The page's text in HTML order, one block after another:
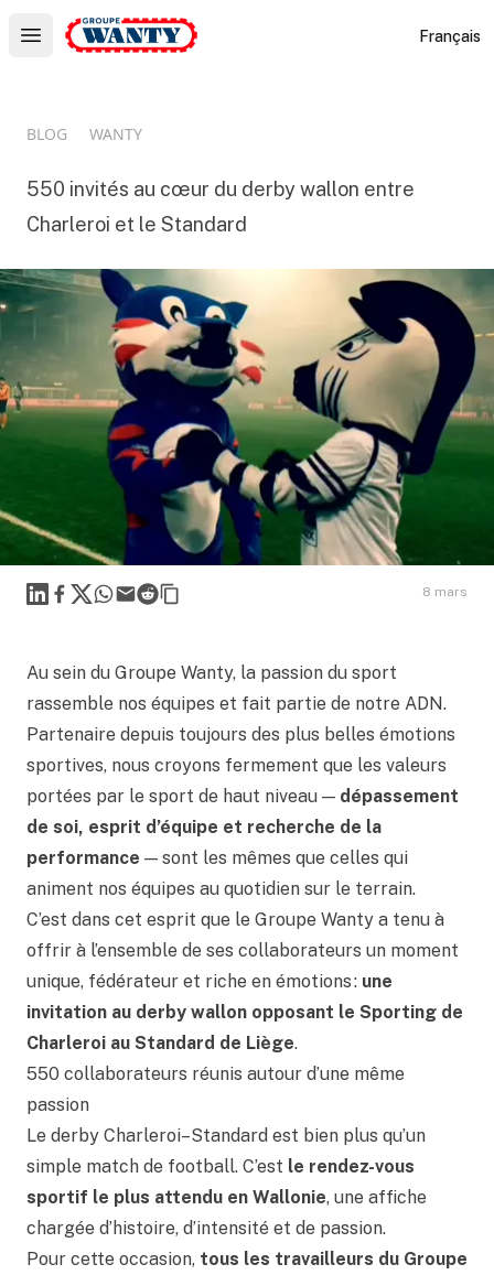
Open main menu
Le Groupe Wanty Français
BLOG WANTY
550 invités au cœur du derby wallon entre
Charleroi et le Standard
Linkedin
Facebook
X WhatsApp
MailReddit 8 mars
Au sein du Groupe Wanty, la passion du sport
rassemble nos équipes et fait partie de notre ADN.
Partenaire depuis toujours des plus belles émotions
sportives, nous croyons fermement que les valeurs
portées par le sport de haut niveau — dépassement
de soi, esprit d’équipe et recherche de la
performance — sont les mêmes que celles qui
animent nos équipes au quotidien sur le terrain.
C’est dans cet esprit que le Groupe Wanty a tenu à
offrir à l’ensemble de ses collaborateurs un moment
unique, fédérateur et riche en émotions : une
invitation au derby wallon opposant le Sporting de
Charleroi au Standard de Liège.
550 collaborateurs réunis autour d’une même
passion
Le derby Charleroi–Standard est bien plus qu’un
simple match de football. C’est le rendez-vous
sportif le plus attendu en Wallonie, une affiche
chargée d’histoire, d’intensité et de passion.
Pour cette occasion, tous les travailleurs du Groupe